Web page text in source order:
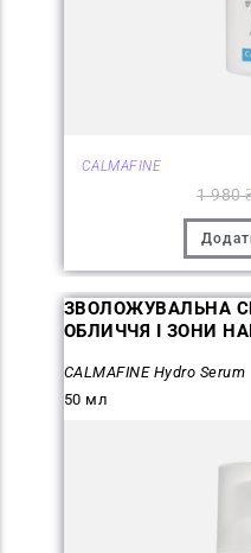
CALMAFINE
1 980
ЗВОЛОЖУВАЛЬНА
ОБЛИЧЧЯ І ЗОНИ
CALMAFINE Hydro Serum
50 мл